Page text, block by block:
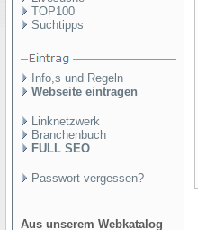
TOP100
Suchtipps
Info,s und Regeln
Webseite eintragen
Linknetzwerk
Branchenbuch
FULL SEO
Passwort vergessen?
Aus unserem Webkatalog